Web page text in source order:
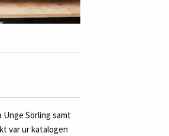
Sörling samt
var ur katalogen